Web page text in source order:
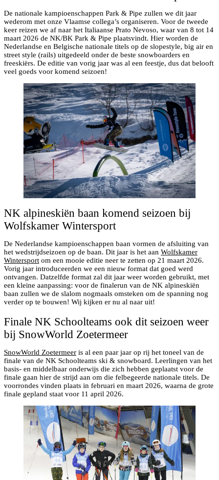
De nationale kampioenschappen Park & Pipe zullen we dit jaar
wederom met onze Vlaamse collega’s organiseren. Voor de tweede
keer reizen we af naar het Italiaanse Prato Nevoso, waar van 8 tot 14
maart 2026 de NK/BK Park & Pipe plaatsvindt. Hier worden de
Nederlandse en Belgische nationale titels op de slopestyle, big air en
street style (rails) uitgedeeld onder de beste snowboarders en
freeskiërs. De editie van vorig jaar was al een feestje, dus dat belooft
veel goeds voor komend seizoen!
NK alpineskiën baan komend seizoen bij
Wolfskamer Wintersport
De Nederlandse kampioenschappen baan vormen de afsluiting van
het wedstrijdseizoen op de baan. Dit jaar is het aan Wolfskamer
Wintersport om een mooie editie neer te zetten op 21 maart 2026.
Vorig jaar introduceerden we een nieuw format dat goed werd
ontvangen. Datzelfde format zal dit jaar weer worden gebruikt, met
een kleine aanpassing: voor de finalerun van de NK alpineskiën
baan zullen we de slalom nogmaals omsteken om de spanning nog
verder op te bouwen! Wij kijken er nu al naar uit!
Finale NK Schoolteams ook dit seizoen weer
bij SnowWorld Zoetermeer
SnowWorld Zoetermeer is al een paar jaar op rij het toneel van de
finale van de NK Schoolteams ski & snowboard. Leerlingen van het
basis- en middelbaar onderwijs die zich hebben geplaatst voor de
finale gaan hier de strijd aan om die felbegeerde nationale titels. De
voorrondes vinden plaats in februari en maart 2026, waarna de grote
finale gepland staat voor 11 april 2026.